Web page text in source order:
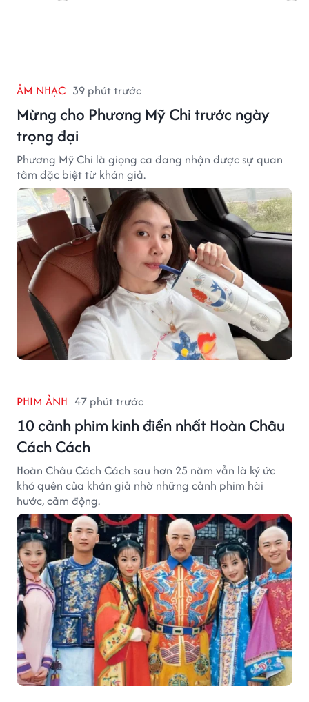
ÂM NHẠC 39 phút trước
Mừng cho Phương Mỹ Chi trước ngày
trọng đại
Phương Mỹ Chi là giọng ca đang nhận được sự quan
tâm đặc biệt từ khán giả.
PHIM ẢNH 47 phút trước
10 cảnh phim kinh điển nhất Hoàn Châu
Cách Cách
Hoàn Châu Cách Cách sau hơn 25 năm vẫn là ký ức
khó quên của khán giả nhờ những cảnh phim hài
hước, cảm động.